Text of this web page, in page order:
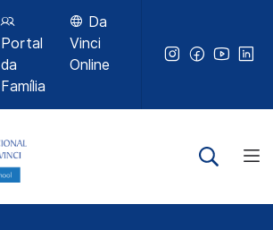
Portal
da
Família
Da
Vinci
Online